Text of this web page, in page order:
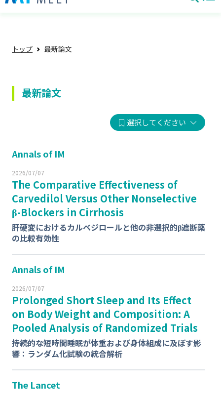
トップ 最新論文
最新論文
選択してください
Annals of IM
2026/07/07
The Comparative Effectiveness of
Carvedilol Versus Other Nonselective
β-Blockers in Cirrhosis
肝硬変におけるカルベジロールと他の非選択的β遮断薬
の比較有効性
Annals of IM
2026/07/07
Prolonged Short Sleep and Its Effect
on Body Weight and Composition: A
Pooled Analysis of Randomized Trials
持続的な短時間睡眠が体重および身体組成に及ぼす影
響：ランダム化試験の統合解析
The Lancet